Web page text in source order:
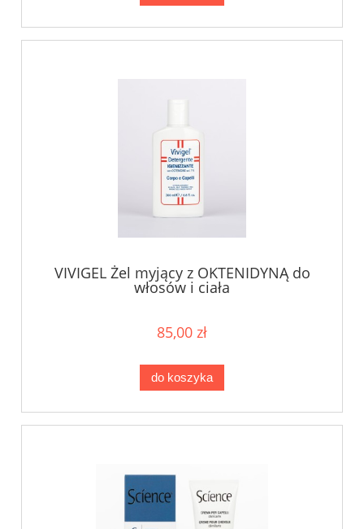
VIVIGEL Żel myjący z OKTENIDYNĄ do
włosów i ciała
85,00 zł
do koszyka